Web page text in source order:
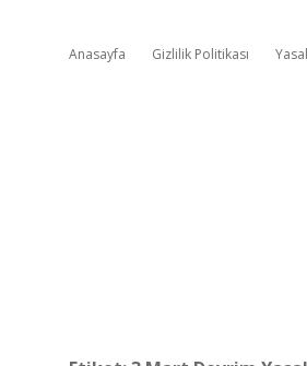
Anasayfa Gizlilik Politikası